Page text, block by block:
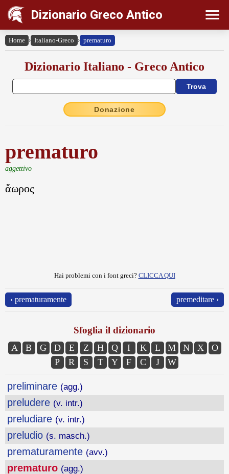
Dizionario Greco Antico
Home › Italiano-Greco › prematuro
Dizionario Italiano - Greco Antico
Donazione
prematuro
aggettivo
ἄωρος
Hai problemi con i font greci? CLICCA QUI
‹ prematuramente premeditare ›
Sfoglia il dizionario
A B G D E Z H Q I K L M N X
O
P
R S T Y F C J W
preliminare (agg.)
preludere (v. intr.)
preludiare (v. intr.)
preludio (s. masch.)
prematuramente (avv.)
prematuro (agg.)